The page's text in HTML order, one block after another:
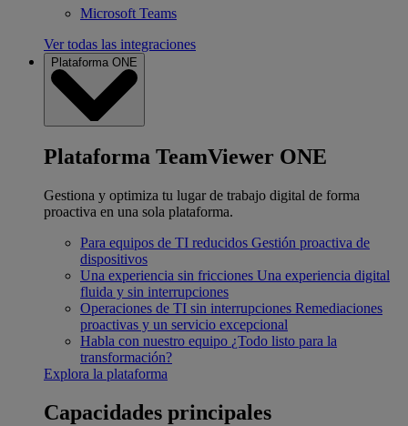
Microsoft Teams
Ver todas las integraciones
Plataforma ONE
Plataforma TeamViewer ONE
Gestiona y optimiza tu lugar de trabajo digital de forma
proactiva en una sola plataforma.
Para equipos de TI reducidos Gestión proactiva de
dispositivos
Una experiencia sin fricciones Una experiencia digital
fluida y sin interrupciones
Operaciones de TI sin interrupciones Remediaciones
proactivas y un servicio excepcional
Habla con nuestro equipo ¿Todo listo para la
transformación?
Explora la plataforma
Capacidades principales